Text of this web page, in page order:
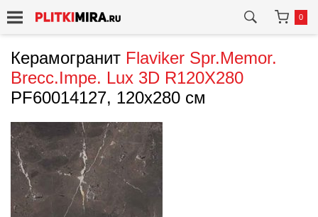
0
Керамогранит Flaviker Spr.Memor.
Brecc.Impe. Lux 3D R120X280
PF60014127, 120x280 см